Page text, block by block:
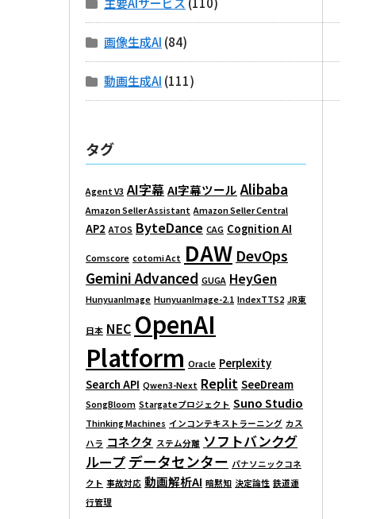
画像生成AI (84)
動画生成AI (111)
タグ
Agent V3 AI字幕AI字幕ツール Alibaba
Amazon Seller Assistant Amazon Seller Central
AP2 ATOS ByteDance CAG Cognition AI
Comscore cotomi Act DAW DevOps
Gemini Advanced GUGA HeyGen
HunyuanImage HunyuanImage-2.1 IndexTTS2 JR東
日本 NEC OpenAI
Platform Oracle Perplexity
Search API Qwen3-Next Replit SeeDream
SongBloom Stargateプロジェクト Suno Studio
Thinking Machines インコンテキストラーニング カス
ハラ コネクタ ステム分離 ソフトバンクグ
ループ データセンター パナソニックコネ
クト 事故対応 動画解析AI 暗黙知 決定論性 鉄道運
行管理